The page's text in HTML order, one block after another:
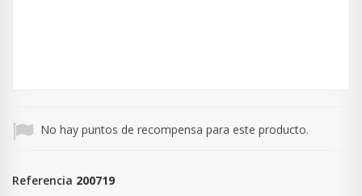
No hay puntos de recompensa para este producto.
Referencia 200719